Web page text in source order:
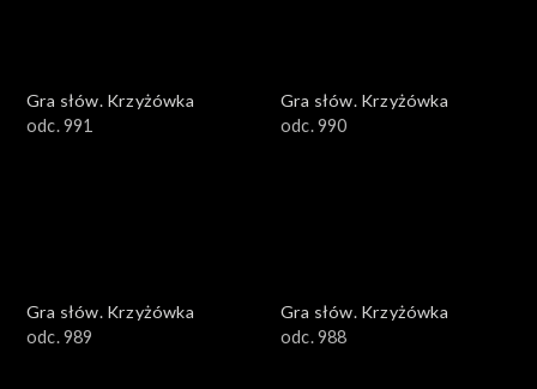
Gra słów. Krzyżówka
odc. 991
Gra słów. Krzyżówka
odc. 990
Gra słów. Krzyżówka
odc. 989
Gra słów. Krzyżówka
odc. 988